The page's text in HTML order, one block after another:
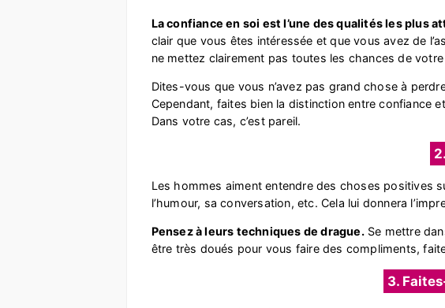
La confiance en soi est l’une des qualités les plus
clair que vous êtes intéressée et que vous avez de
ne mettez clairement pas toutes les chances de
Dites-vous que vous n’avez pas grand chose à
Cependant, faites bien la distinction entre confiance
Dans votre cas, c’est pareil.
Les hommes aiment entendre des choses positives
l’humour, sa conversation, etc. Cela lui donnera
Pensez à leurs techniques de drague.Se mettre
être très doués pour vous faire des compliments,
3.